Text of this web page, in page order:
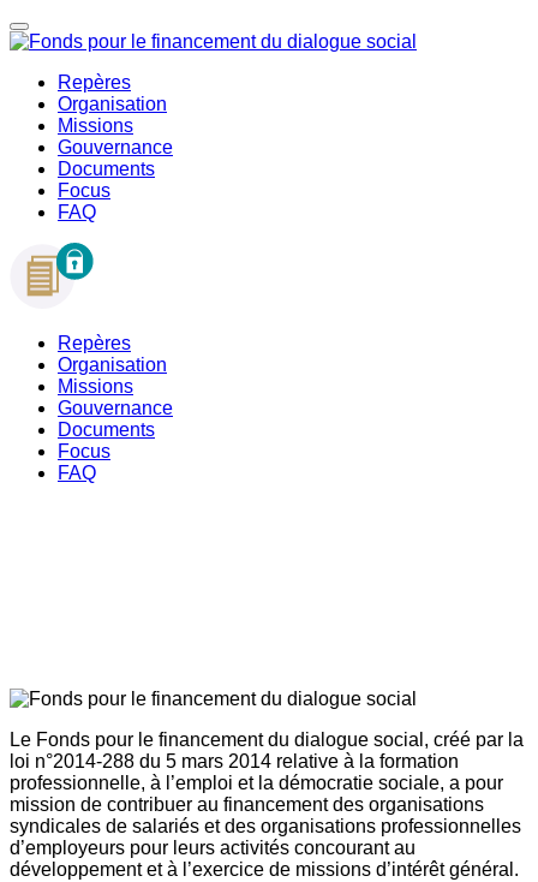
Repères
Organisation
Missions
Gouvernance
Documents
Focus
FAQ
Repères
Organisation
Missions
Gouvernance
Documents
Focus
FAQ
Le Fonds pour le financement du dialogue social, créé par la
loi n°2014-288 du 5 mars 2014 relative à la formation
professionnelle, à l’emploi et la démocratie sociale, a pour
mission de contribuer au financement des organisations
syndicales de salariés et des organisations professionnelles
d’employeurs pour leurs activités concourant au
développement et à l’exercice de missions d’intérêt général.